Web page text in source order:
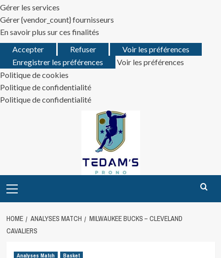
Gérer les services
Gérer {vendor_count} fournisseurs
En savoir plus sur ces finalités
Accepter
Refuser
Voir les préférences
Enregistrer les préférences
Voir les préférences
Politique de cookies
Politique de confidentialité
Politique de confidentialité
Menu
HOME ANALYSES MATCH
MILWAUKEE BUCKS – CLEVELAND
CAVALIERS
Analyses Match Basket